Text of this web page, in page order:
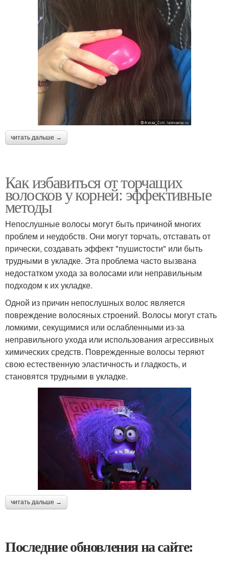
читать дальше →
Как избавиться от торчащих
волосков у корней: эффективные
методы
Непослушные волосы могут быть причиной многих
проблем и неудобств. Они могут торчать, отставать от
прически, создавать эффект "пушистости" или быть
трудными в укладке. Эта проблема часто вызвана
недостатком ухода за волосами или неправильным
подходом к их укладке.
Одной из причин непослушных волос является
повреждение волосяных строений. Волосы могут стать
ломкими, секущимися или ослабленными из-за
неправильного ухода или использования агрессивных
химических средств. Поврежденные волосы теряют
свою естественную эластичность и гладкость, и
становятся трудными в укладке.
читать дальше →
Последние обновления на сайте: